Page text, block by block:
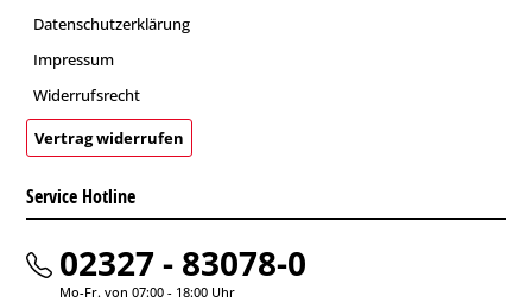
Datenschutzerklärung
Impressum
Widerrufsrecht
Vertrag widerrufen
Service Hotline
02327 - 83078-0
Mo-Fr. von 07:00 - 18:00 Uhr